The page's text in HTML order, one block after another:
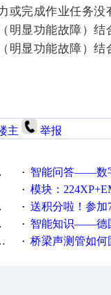
或完成作业任务
明显功能故障）
明显功能故障）
主 举报
· 智能问答——数字化工厂与
· 模块：
· 送积分啦！参加7月6日
· 智能知识——德国工业崛起
· 桥梁声测管如何固